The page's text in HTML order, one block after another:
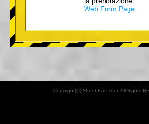
Web Form Page
Copyright(C) Street Kart Tour. All Rights